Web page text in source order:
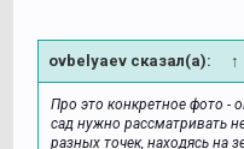
ovbelyaev сказал(а): ↑
Про это конкретное фото -
сад нужно рассматривать
разных точек, находясь на